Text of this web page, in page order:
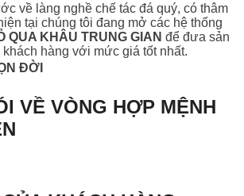
về làng nghề chế tác đá quý, có thâm
tại chúng tôi đang mở các hệ thống
QUA KHÂU TRUNG GIAN để đưa sản
hàng với mức giá tốt nhất.
ĐỜI
VỀ VÒNG HỢP MỆNH